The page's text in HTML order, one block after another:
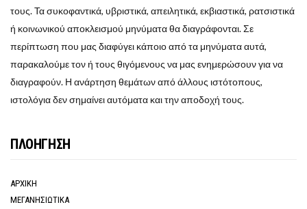
τους. Τα συκοφαντικά, υβριστικά, απειλητικά, εκβιαστικά, ρατσιστικά
ή κοινωνικού αποκλεισμού μηνύματα θα διαγράφονται. Σε
περίπτωση που μας διαφύγει κάποιο από τα μηνύματα αυτά,
παρακαλούμε τον ή τους θιγόμενους να μας ενημερώσουν για να
διαγραφούν. Η ανάρτηση θεμάτων από άλλους ιστότοπους,
ιστολόγια δεν σημαίνει αυτόματα και την αποδοχή τους.
ΠΛΟΗΓΗΣΗ
ΑΡΧΙΚΗ
ΜΕΓΑΝΗΣΙΩΤΙΚΑ